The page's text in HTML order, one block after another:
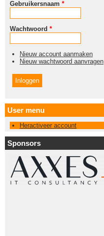
Gebruikersnaam *
Wachtwoord *
Nieuw account aanmaken
Nieuw wachtwoord aanvragen
User menu
Heractiveer account
Sponsors